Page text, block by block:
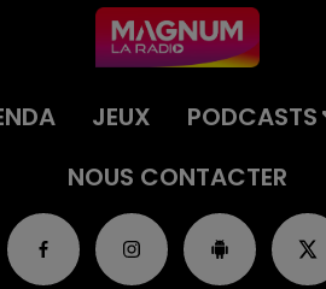
JEUX PODCASTS
NOUS CONTACTER